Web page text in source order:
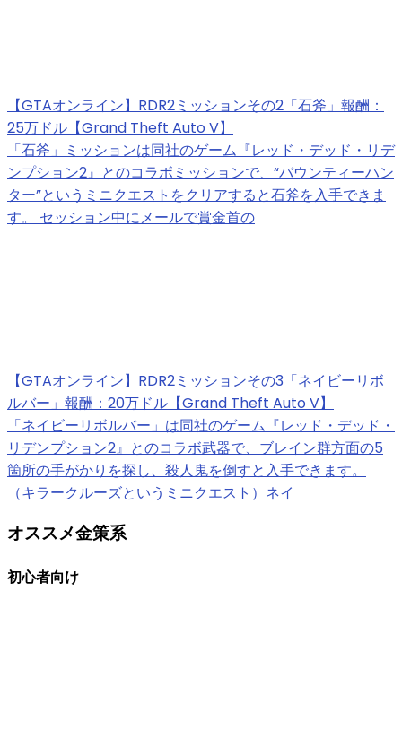
【GTAオンライン】RDR2ミッションその2「石斧」報酬：
25万ドル【Grand Theft Auto V】
「石斧」ミッションは同社のゲーム『レッド・デッド・リデ
ンプション2』とのコラボミッションで、“バウンティーハン
ター”というミニクエストをクリアすると石斧を入手できま
す。 セッション中にメールで賞金首の
【GTAオンライン】RDR2ミッションその3「ネイビーリボ
ルバー」報酬：20万ドル【Grand Theft Auto V】
「ネイビーリボルバー」は同社のゲーム『レッド・デッド・
リデンプション2』とのコラボ武器で、ブレイン群方面の5
箇所の手がかりを探し、殺人鬼を倒すと入手できます。
（キラークルーズというミニクエスト）ネイ
オススメ金策系
初心者向け